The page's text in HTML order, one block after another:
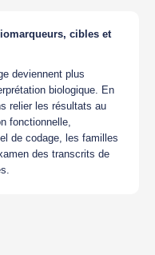
cibles et
deviennent plus
biologique. En
relier les résultats au
fonctionnelle,
de codage, les familles
des transcrits de